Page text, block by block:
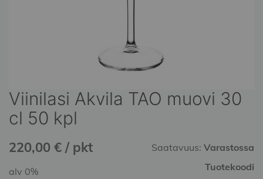
Viinilasi Akvila TAO muovi 30
cl 50 kpl
220,00 € / pkt Saatavuus: Varastossa
Tuotekoodi
alv 0%
Skip
to
the
of
images